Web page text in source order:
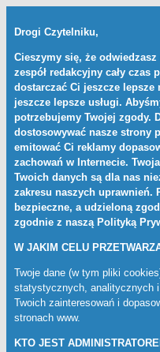
Drogi Czytelniku,
Cieszymy się, że
zespół redakcyjny cały czas
dostarczać Ci jeszcze lepsze
jeszcze lepsze usługi.
potrzebujemy Twojej zgody.
dostosowywać nasze strony
emitować Ci reklamy
zachowań w Internecie.
Twoich danych są dla nas
zakresu naszych uprawnień.
bezpieczne, a udzieloną
zgodnie z naszą Polityką
W JAKIM CELU
Twoje dane (w tym pliki
statystycznych, analitycznych
Twoich zainteresowań i
stronach www.
KTO JEST